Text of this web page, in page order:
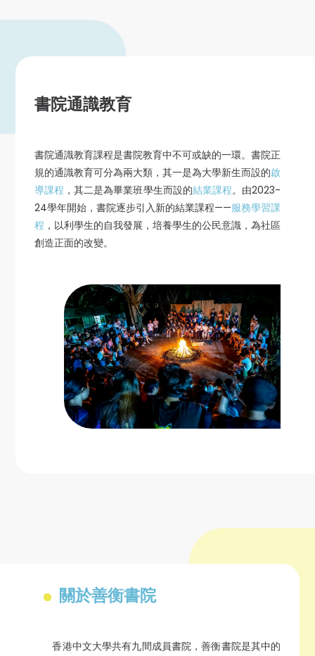
書院通識教育
書院通識教育課程是書院教育中不可或缺的一環。書院正
規的通識教育可分為兩大類，其一是為大學新生而設的啟
導課程 ，其二是為畢業班學生而設的結業課程。由2023-
24學年開始，書院逐步引入新的結業課程——服務學習課
程 ，以利學生的自我發展，培養學生的公民意識，為社區
創造正面的改變。
關於善衡書院
香港中文大學共有九間成員書院，善衡書院是其中的